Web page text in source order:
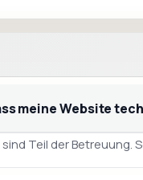
meine Website
Teil der Betreuung.